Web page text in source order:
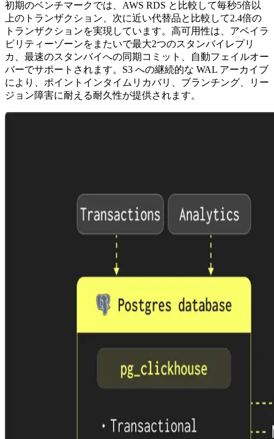
初期のベンチマークでは、AWS RDS と比較して毎秒5倍以
上のトランザクション、次に近い代替品と比較して2.4倍の
トランザクションを実現しています。高可用性は、アベイラ
ビリティーゾーンをまたいで最大2つのスタンバイレプリ
カ、最速のスタンバイへの同期コミット、自動フェイルオー
バーでサポートされます。S3 への継続的な WAL アーカイブ
により、ポイントインタイムリカバリ、ブランチング、リー
ジョン障害に耐える耐久性が提供されます。